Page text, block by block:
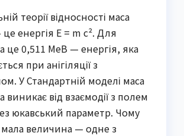
теорії відносності маса
енергія E = m c². Для
це 0,511 МеВ — енергія, яка
при анігіляції з
У Стандартній моделі маса
виникає від взаємодії з полем
юкавський параметр. Чому
мала величина — одне з